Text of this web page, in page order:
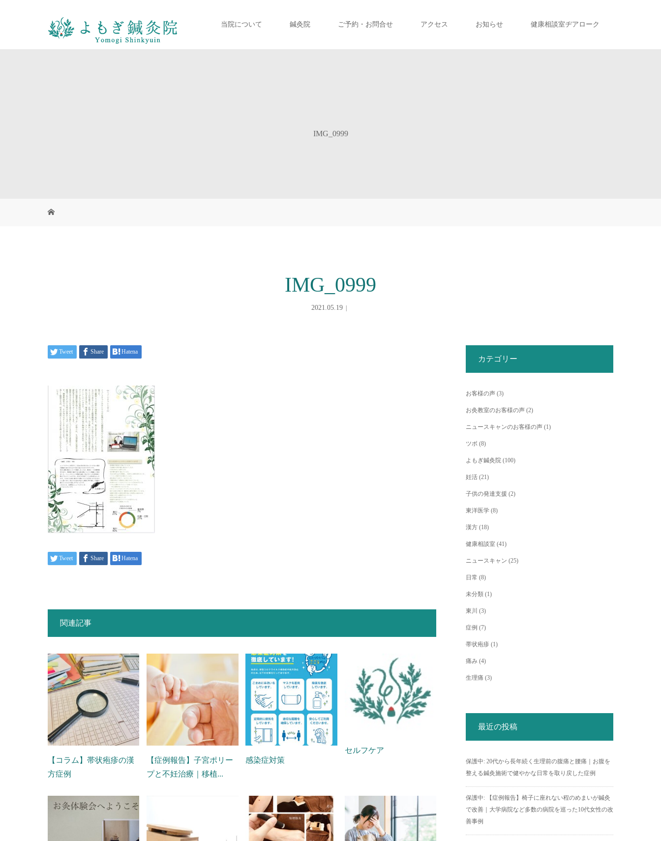
当院について 鍼灸院 ご予約・お問合せ アクセス お知らせ 健康相談室ヂアローク
IMG_0999
IMG_0999
2021.05.19
Tweet Share Hatena
Tweet Share Hatena
関連記事
【コラム】帯状疱疹の漢
方症例
【症例報告】子宮ポリー
プと不妊治療｜移植...
感染症対策
セルフケア
カテゴリー
お客様の声 (3)
お灸教室のお客様の声 (2)
ニュースキャンのお客様の声 (1)
ツボ (8)
よもぎ鍼灸院 (100)
妊活 (21)
子供の発達支援 (2)
東洋医学 (8)
漢方 (18)
健康相談室 (41)
ニュースキャン (25)
日常 (8)
未分類 (1)
東川 (3)
症例 (7)
帯状疱疹 (1)
痛み (4)
生理痛 (3)
最近の投稿
保護中: 20代から長年続く生理前の腹痛と腰痛｜お腹を
整える鍼灸施術で健やかな日常を取り戻した症例
保護中: 【症例報告】椅子に座れない程のめまいが鍼灸
で改善｜大学病院など多数の病院を巡った10代女性の改
善事例